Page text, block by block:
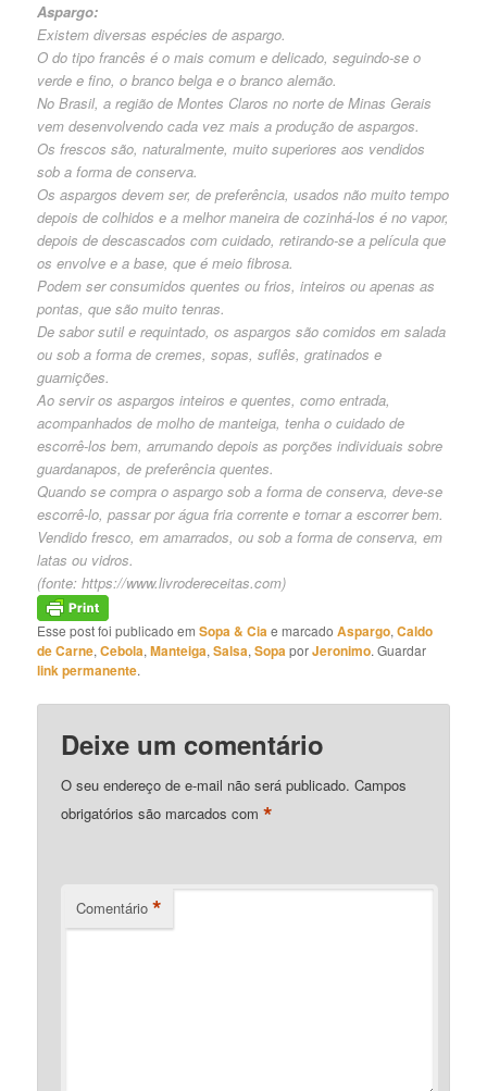
Aspargo:
Existem diversas espécies de aspargo.
O do tipo francês é o mais comum e delicado, seguindo-se o
verde e fino, o branco belga e o branco alemão.
No Brasil, a região de Montes Claros no norte de Minas Gerais
vem desenvolvendo cada vez mais a produção de aspargos.
Os frescos são, naturalmente, muito superiores aos vendidos
sob a forma de conserva.
Os aspargos devem ser, de preferência, usados não muito tempo
depois de colhidos e a melhor maneira de cozinhá-los é no vapor,
depois de descascados com cuidado, retirando-se a película que
os envolve e a base, que é meio fibrosa.
Podem ser consumidos quentes ou frios, inteiros ou apenas as
pontas, que são muito tenras.
De sabor sutil e requintado, os aspargos são comidos em salada
ou sob a forma de cremes, sopas, suflês, gratinados e
guarnições.
Ao servir os aspargos inteiros e quentes, como entrada,
acompanhados de molho de manteiga, tenha o cuidado de
escorrê-los bem, arrumando depois as porções individuais sobre
guardanapos, de preferência quentes.
Quando se compra o aspargo sob a forma de conserva, deve-se
escorrê-lo, passar por água fria corrente e tornar a escorrer bem.
Vendido fresco, em amarrados, ou sob a forma de conserva, em
latas ou vidros.
(fonte:https://www.livrodereceitas.com)
Esse post foi publicado emSopa & Ciae marcadoAspargo,Caldo
de Carne,Cebola,Manteiga,Salsa,SopaporJeronimo. Guardar
link permanente.
Deixe um comentário
O seu endereço de e-mail não será publicado. Campos
obrigatórios são marcados com*
Comentário *